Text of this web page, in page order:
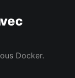
Docker.